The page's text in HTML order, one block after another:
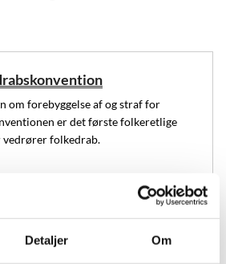
Detaljer Om
om forebyggelse af og straf for
er det første folkeretlige
vedrører folkedrab.